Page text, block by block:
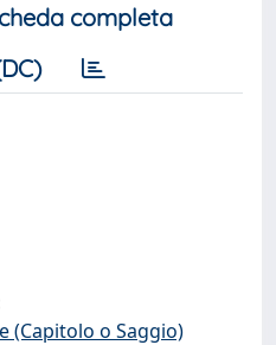
completa
(Capitolo o Saggio)